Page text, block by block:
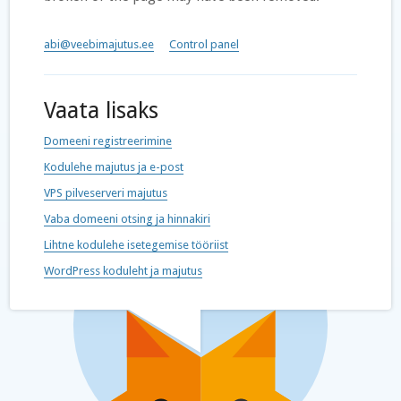
abi@veebimajutus.ee Control panel
Vaata lisaks
Domeeni registreerimine
Kodulehe majutus ja e-post
VPS pilveserveri majutus
Vaba domeeni otsing ja hinnakiri
Lihtne kodulehe isetegemise tööriist
WordPress koduleht ja majutus